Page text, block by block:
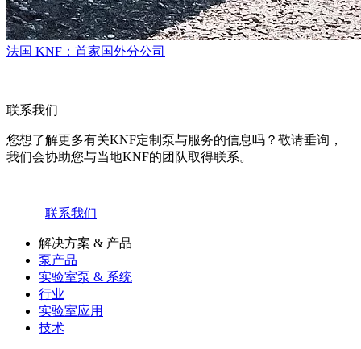
法国 KNF：首家国外分公司
联系我们
您想了解更多有关KNF定制泵与服务的信息吗？敬请垂询，
我们会协助您与当地KNF的团队取得联系。
联系我们
解决方案 & 产品
泵产品
实验室泵 & 系统
行业
实验室应用
技术